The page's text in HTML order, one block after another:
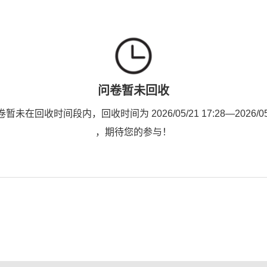
问卷暂未回收
暂未在回收时间段内，回收时间为 2026/05/21 17:28—2026/
，期待您的参与！